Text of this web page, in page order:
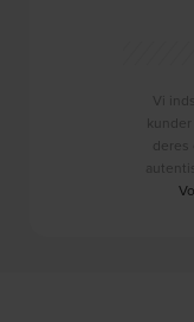
Vi
kunder
deres